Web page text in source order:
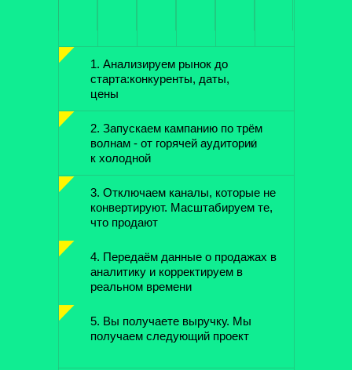
1. Анализируем рынок до
старта:конкуренты, даты,
цены
2. Запускаем кампанию по трём
волнам - от горячей аудитории
к холодной
3. Отключаем каналы, которые не
конвертируют. Масштабируем те,
что продают
4. Передаём данные о продажах в
аналитику и корректируем в
реальном времени
5. Вы получаете выручку. Мы
получаем следующий проект